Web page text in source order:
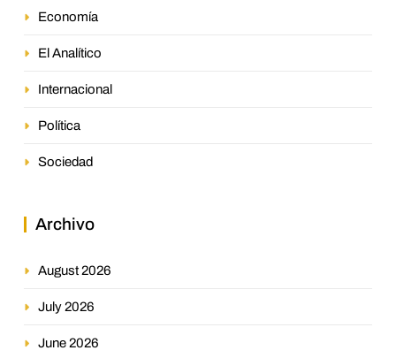
Economía
El Analítico
Internacional
Política
Sociedad
Archivo
August 2026
July 2026
June 2026